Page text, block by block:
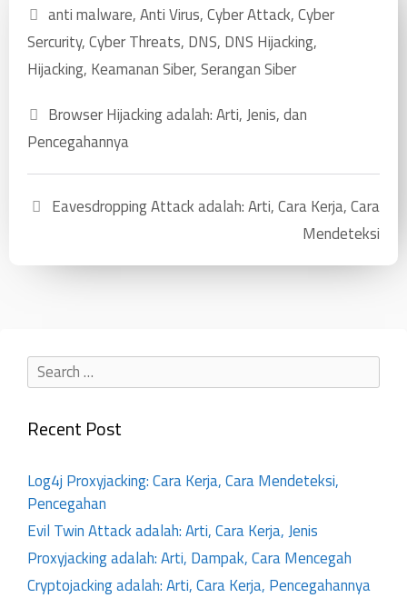
anti malware,Anti Virus,Cyber Attack,Cyber
Sercurity,Cyber Threats, DNS, DNS Hijacking,
Hijacking, Keamanan Siber,Serangan Siber
Browser Hijacking adalah: Arti, Jenis, dan
Pencegahannya
Eavesdropping Attack adalah: Arti, Cara Kerja, Cara
Mendeteksi
Recent Post
Log4j Proxyjacking: Cara Kerja, Cara Mendeteksi,
Pencegahan
Evil Twin Attack adalah: Arti, Cara Kerja, Jenis
Proxyjacking adalah: Arti, Dampak, Cara Mencegah
Cryptojacking adalah: Arti, Cara Kerja, Pencegahannya